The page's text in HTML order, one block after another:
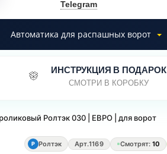
Telegram
Автоматика для распашных ворот
ИНСТРУКЦИЯ В ПОДАРОК
СМОТРИ В КОРОБКУ
Ролтэк 030 | ЕВРО | для ворот
Р Ролтэк Арт.1169 Смотрят: 10